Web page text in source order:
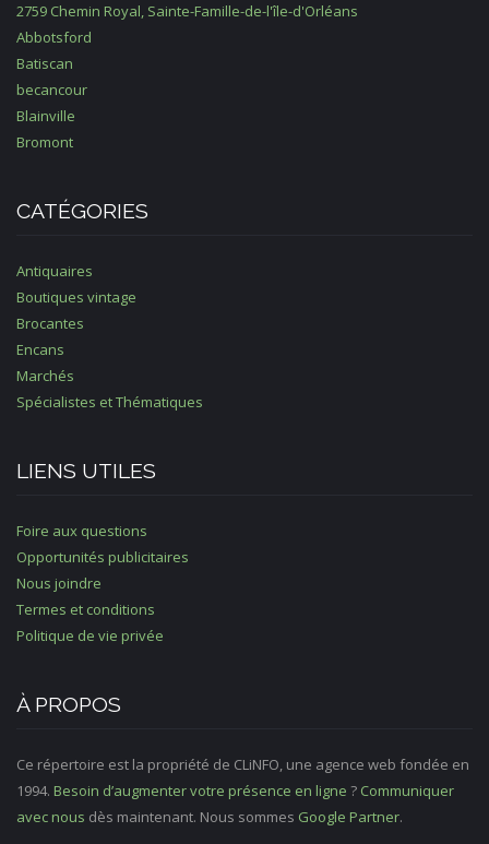
2759 Chemin Royal, Sainte-Famille-de-l'île-d'Orléans
Abbotsford
Batiscan
becancour
Blainville
Bromont
CATÉGORIES
Antiquaires
Boutiques vintage
Brocantes
Encans
Marchés
Spécialistes et Thématiques
LIENS UTILES
Foire aux questions
Opportunités publicitaires
Nous joindre
Termes et conditions
Politique de vie privée
À PROPOS
Ce répertoire est la propriété de CLiNFO, une agence web fondée en
1994. Besoin d’augmenter votre présence en ligne ? Communiquer
avec nous dès maintenant. Nous sommes Google Partner.